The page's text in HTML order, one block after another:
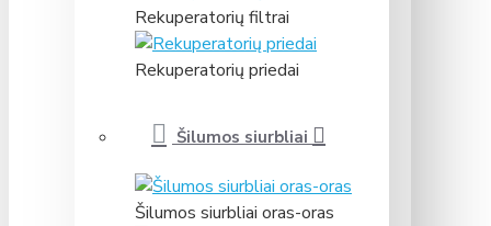
Rekuperatorių filtrai
Rekuperatorių priedai
Šilumos siurbliai
Šilumos siurbliai oras-oras